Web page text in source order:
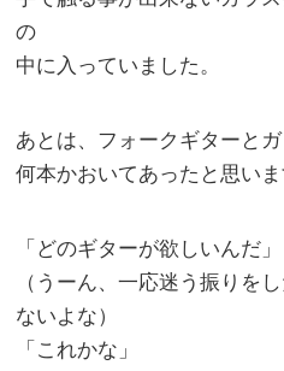
の
中に入っていました。
あとは、フォークギターと
何本かおいてあったと思いま
「どのギターが欲しいんだ」
（うーん、一応迷う振りを
ないよな）
「これかな」